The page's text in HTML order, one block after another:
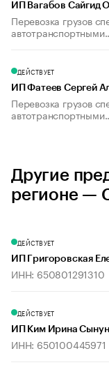
ИП Вагабов Сайгид
Перевозка грузов
ДЕЙСТВУЕТ
ИП Фатеев Сергей
Перевозка грузов
Другие
регионе —
ДЕЙСТВУЕТ
ИП Григоровская
ИНН: 650801291310
ДЕЙСТВУЕТ
ИП Ким Ирина
ИНН: 650100445971